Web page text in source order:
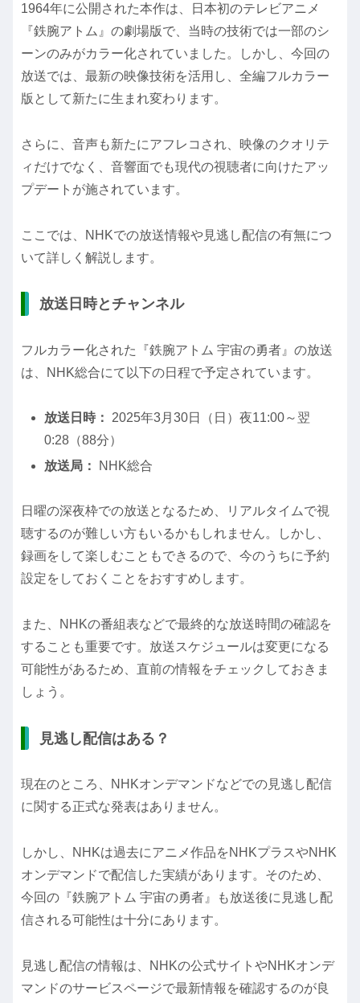
1964年に公開された本作は、日本初のテレビアニメ
『鉄腕アトム』の劇場版で、当時の技術では一部のシ
ーンのみがカラー化されていました。しかし、今回の
放送では、最新の映像技術を活用し、全編フルカラー
版として新たに生まれ変わります。
さらに、音声も新たにアフレコされ、映像のクオリテ
ィだけでなく、音響面でも現代の視聴者に向けたアッ
プデートが施されています。
ここでは、NHKでの放送情報や見逃し配信の有無につ
いて詳しく解説します。
放送日時とチャンネル
フルカラー化された『鉄腕アトム 宇宙の勇者』の放送
は、NHK総合にて以下の日程で予定されています。
放送日時： 2025年3月30日（日）夜11:00～翌
0:28（88分）
放送局：
NHK総合
日曜の深夜枠での放送となるため、リアルタイムで視
聴するのが難しい方もいるかもしれません。しかし、
録画をして楽しむこともできるので、今のうちに予約
設定をしておくことをおすすめします。
また、NHKの番組表などで最終的な放送時間の確認を
することも重要です。放送スケジュールは変更になる
可能性があるため、直前の情報をチェックしておきま
しょう。
見逃し配信はある？
現在のところ、NHKオンデマンドなどでの見逃し配信
に関する正式な発表はありません。
しかし、NHKは過去にアニメ作品をNHKプラスやNHK
オンデマンドで配信した実績があります。そのため、
今回の『鉄腕アトム 宇宙の勇者』も放送後に見逃し配
信される可能性は十分にあります。
見逃し配信の情報は、NHKの公式サイトやNHKオンデ
マンドのサービスページで最新情報を確認するのが良